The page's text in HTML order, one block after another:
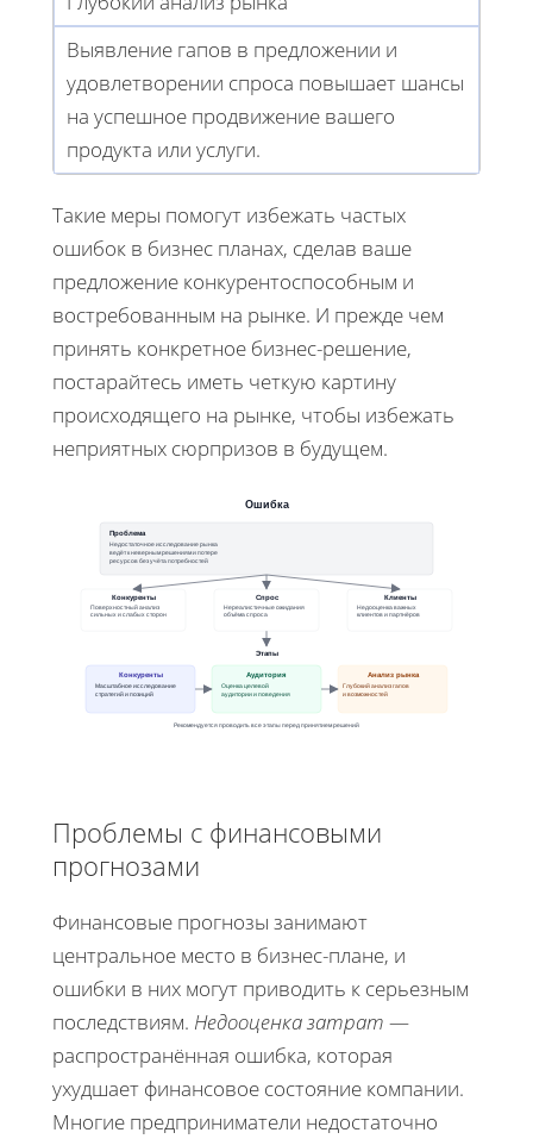
Выявление гапов в предложении и
удовлетворении спроса повышает шансы
на успешное продвижение вашего
продукта или услуги.
Такие меры помогут избежать частых
ошибок в бизнес планах, сделав ваше
предложение конкурентоспособным и
востребованным на рынке. И прежде чем
принять конкретное бизнес-решение,
постарайтесь иметь четкую картину
происходящего на рынке, чтобы избежать
неприятных сюрпризов в будущем.
Ошибка
Проблема
Недостаточное исследование рынка
ведёт к неверным решениям и потере
ресурсов без учёта потребностей
Конкуренты
Поверхностный анализ
сильных и слабых сторон
Спрос
Нереалистичные ожидания
объёма спроса
Клиенты
Недооценка важных
клиентов и партнёров
Этапы
Конкуренты
Масштабное исследование
стратегий и позиций
Аудитория
Оценка целевой
аудитории и поведения
Анализ рынка
Глубокий анализ гапов
и возможностей
Рекомендуется проводить все этапы перед принятием решений
Проблемы с финансовыми
прогнозами
Финансовые прогнозы занимают
центральное место в бизнес-плане, и
ошибки в них могут приводить к серьезным
последствиям. Недооценка затрат —
распространённая ошибка, которая
ухудшает финансовое состояние компании.
Многие предприниматели недостаточно